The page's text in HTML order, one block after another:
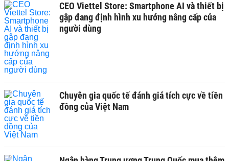
CEO Viettel Store: Smartphone AI và thiết bị
gập đang định hình xu hướng nâng cấp của
người dùng
Chuyên gia quốc tế đánh giá tích cực về tiền
đồng của Việt Nam